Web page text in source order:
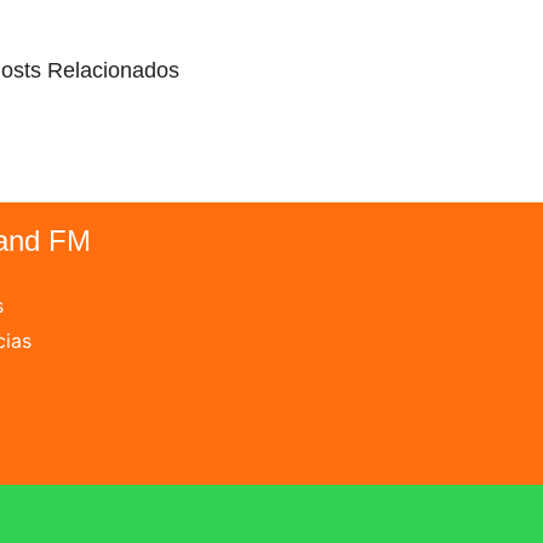
Relacionados
FM